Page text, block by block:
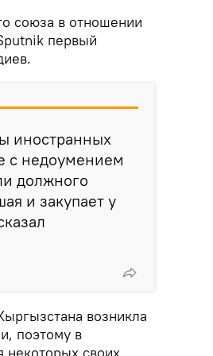
союза в отношении
первый
иностранных
с недоумением
должного
и закупает у
возникла
поэтому в
некоторых своих